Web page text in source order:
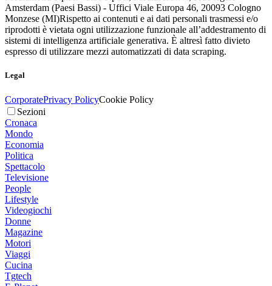
Amsterdam (Paesi Bassi) - Uffici Viale Europa 46, 20093 Cologno
Monzese (MI)Rispetto ai contenuti e ai dati personali trasmessi e/o
riprodotti è vietata ogni utilizzazione funzionale all’addestramento di
sistemi di intelligenza artificiale generativa. È altresì fatto divieto
espresso di utilizzare mezzi automatizzati di data scraping.
Legal
CorporatePrivacy PolicyCookie Policy
Sezioni
Cronaca
Mondo
Economia
Politica
Spettacolo
Televisione
People
Lifestyle
Videogiochi
Donne
Magazine
Motori
Viaggi
Cucina
Tgtech